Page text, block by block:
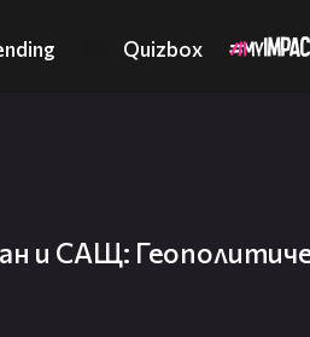
Quizbox
и САЩ: